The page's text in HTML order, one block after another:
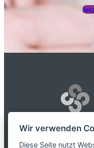
Wir verwenden
Diese Seite nutzt